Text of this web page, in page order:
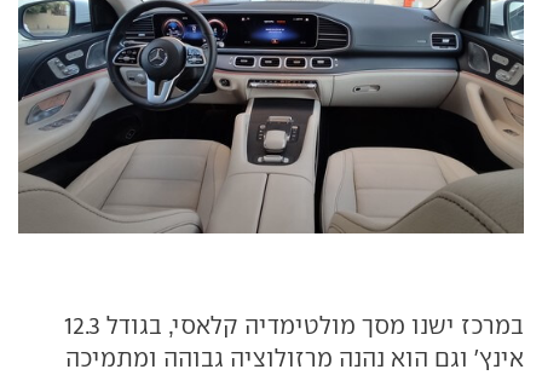
במרכז ישנו מסך מולטימדיה קלאסי, בגודל 12.3
אינץ' וגם הוא נהנה מרזולוציה גבוהה ומתמיכה